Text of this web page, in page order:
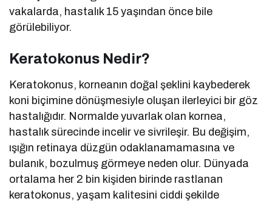
vakalarda, hastalık 15 yaşından önce bile
görülebiliyor.
Keratokonus Nedir?
Keratokonus, korneanın doğal şeklini kaybederek
koni biçimine dönüşmesiyle oluşan ilerleyici bir göz
hastalığıdır. Normalde yuvarlak olan kornea,
hastalık sürecinde incelir ve sivrileşir. Bu değişim,
ışığın retinaya düzgün odaklanamamasına ve
bulanık, bozulmuş görmeye neden olur. Dünyada
ortalama her 2 bin kişiden birinde rastlanan
keratokonus, yaşam kalitesini ciddi şekilde